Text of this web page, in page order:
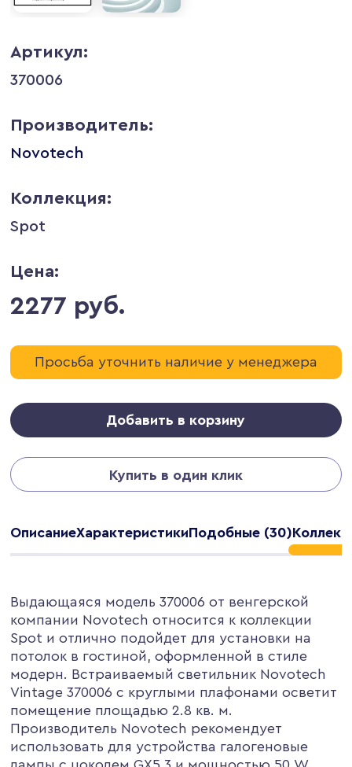
Артикул:
370006
Производитель:
Novotech
Коллекция:
Spot
Цена:
2277 руб.
Просьба уточнить наличие у менеджера
Добавить в корзину
Купить в один клик
ОписаниеХарактеристикиПодобные (30)
Выдающаяся модель 370006 от венгерской
компании Novotech относится к коллекции
Spot и отлично подойдет для установки на
потолок в гостиной, оформленной в стиле
модерн. Встраиваемый светильник Novotech
Vintage 370006 с круглыми плафонами осветит
помещение площадью 2.8 кв. м.
Производитель Novotech рекомендует
использовать для устройства галогеновые